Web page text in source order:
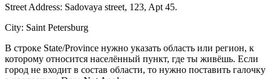
Street Address: Sadovaya street, 123, Apt 45.
City: Saint Petersburg
В строке State/Province нужно указать область или регион, к
которому относится населённый пункт, где ты живёшь. Если
город не входит в состав области, то нужно поставить галочку